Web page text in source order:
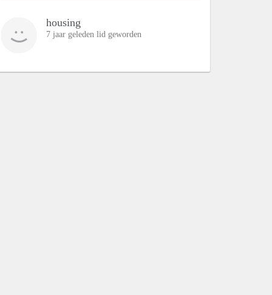
housing
7 jaar geleden lid geworden